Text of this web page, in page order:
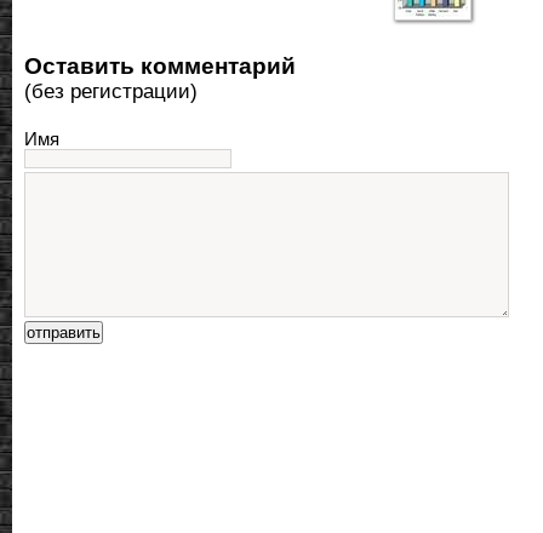
Оставить комментарий
(без регистрации)
Имя